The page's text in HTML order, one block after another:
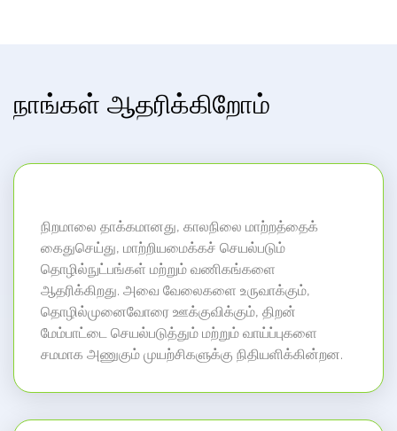
நாங்கள் ஆதரிக்கிறோம்
நிறமாலை தாக்கமானது, காலநிலை மாற்றத்தைக்
கைதுசெய்து, மாற்றியமைக்கச் செயல்படும்
தொழில்நுட்பங்கள் மற்றும் வணிகங்களை
ஆதரிக்கிறது. அவை வேலைகளை உருவாக்கும்,
தொழில்முனைவோரை ஊக்குவிக்கும், திறன்
மேம்பாட்டை செயல்படுத்தும் மற்றும் வாய்ப்புகளை
சமமாக அணுகும் முயற்சிகளுக்கு நிதியளிக்கின்றன.